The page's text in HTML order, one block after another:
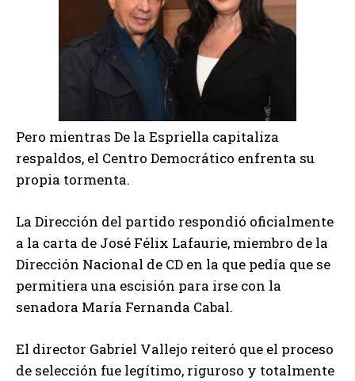
Pero mientras De la Espriella capitaliza
respaldos, el Centro Democrático enfrenta su
propia tormenta.
La Dirección del partido respondió oficialmente
a la carta de José Félix Lafaurie, miembro de la
Dirección Nacional de CD en la que pedía que se
permitiera una escisión para irse con la
senadora María Fernanda Cabal.
El director Gabriel Vallejo reiteró que el proceso
de selección fue legítimo, riguroso y totalmente